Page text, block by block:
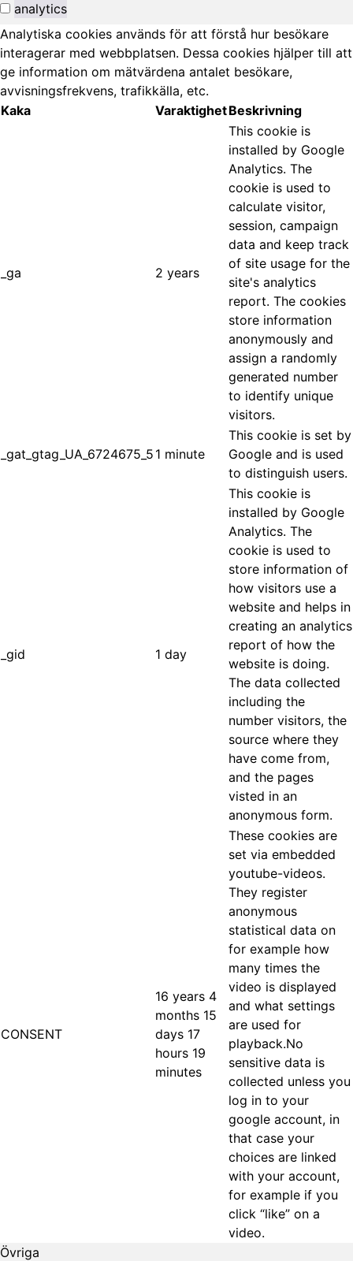
analytics
Analytiska cookies används för att förstå hur besökare
interagerar med webbplatsen. Dessa cookies hjälper till att
ge information om mätvärdena antalet besökare,
avvisningsfrekvens, trafikkälla, etc.
Kaka
VaraktighetBeskrivning
_ga 2 years
This cookie is
installed by Google
Analytics. The
cookie is used to
calculate visitor,
session, campaign
data and keep track
of site usage for the
site's analytics
report. The cookies
store information
anonymously and
assign a randomly
generated number
to identify unique
visitors.
_gat_gtag_UA_6724675_5 1 minute
This cookie is set by
Google and is used
to distinguish users.
_gid 1 day
This cookie is
installed by Google
Analytics. The
cookie is used to
store information of
how visitors use a
website and helps in
creating an analytics
report of how the
website is doing.
The data collected
including the
number visitors, the
source where they
have come from,
and the pages
visted in an
anonymous form.
CONSENT
16 years 4
months 15
days 17
hours 19
minutes
These cookies are
set via embedded
youtube-videos.
They register
anonymous
statistical data on
for example how
many times the
video is displayed
and what settings
are used for
playback.No
sensitive data is
collected unless you
log in to your
google account, in
that case your
choices are linked
with your account,
for example if you
click “like” on a
video.
Övriga